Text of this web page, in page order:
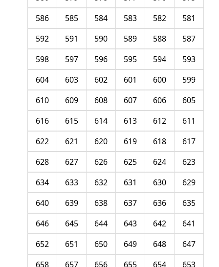
581
582
583
584
585
586
587
588
589
590
591
592
593
594
595
596
597
598
599
600
601
602
603
604
605
606
607
608
609
610
611
612
613
614
615
616
617
618
619
620
621
622
623
624
625
626
627
628
629
630
631
632
633
634
635
636
637
638
639
640
641
642
643
644
645
646
647
648
649
650
651
652
653
654
655
656
657
658